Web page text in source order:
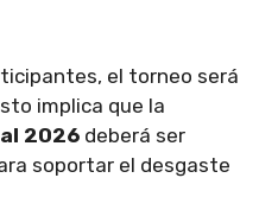
el torneo será
implica que la
2026 deberá ser
soportar el desgaste